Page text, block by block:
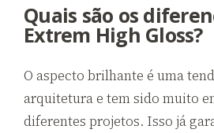
Quais são os
Extrem High Gloss?
O aspecto brilhante é uma
arquitetura e tem sido muito
diferentes projetos. Isso já